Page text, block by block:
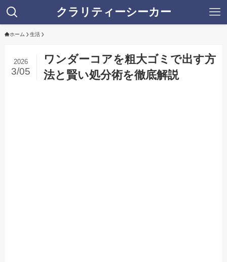
クラリティーシーカー
ホーム 生活
ワンダーコアを粗大ゴミで出す方
法と賢い処分術を徹底解説
2026
3/05